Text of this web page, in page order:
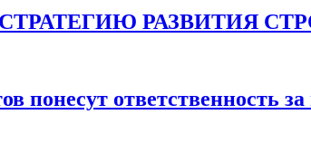
РАЗВИТИЯ
понесут ответственность